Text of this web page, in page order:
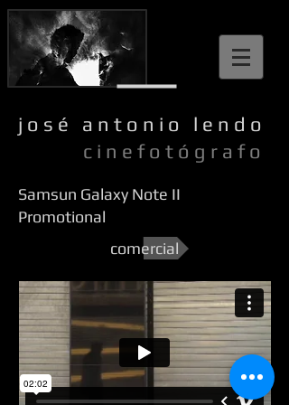
j o s é a n t o n i o l e n d o
c i n e f o t ó g r a f o
Samsun Galaxy Note II
Promotional
comercial